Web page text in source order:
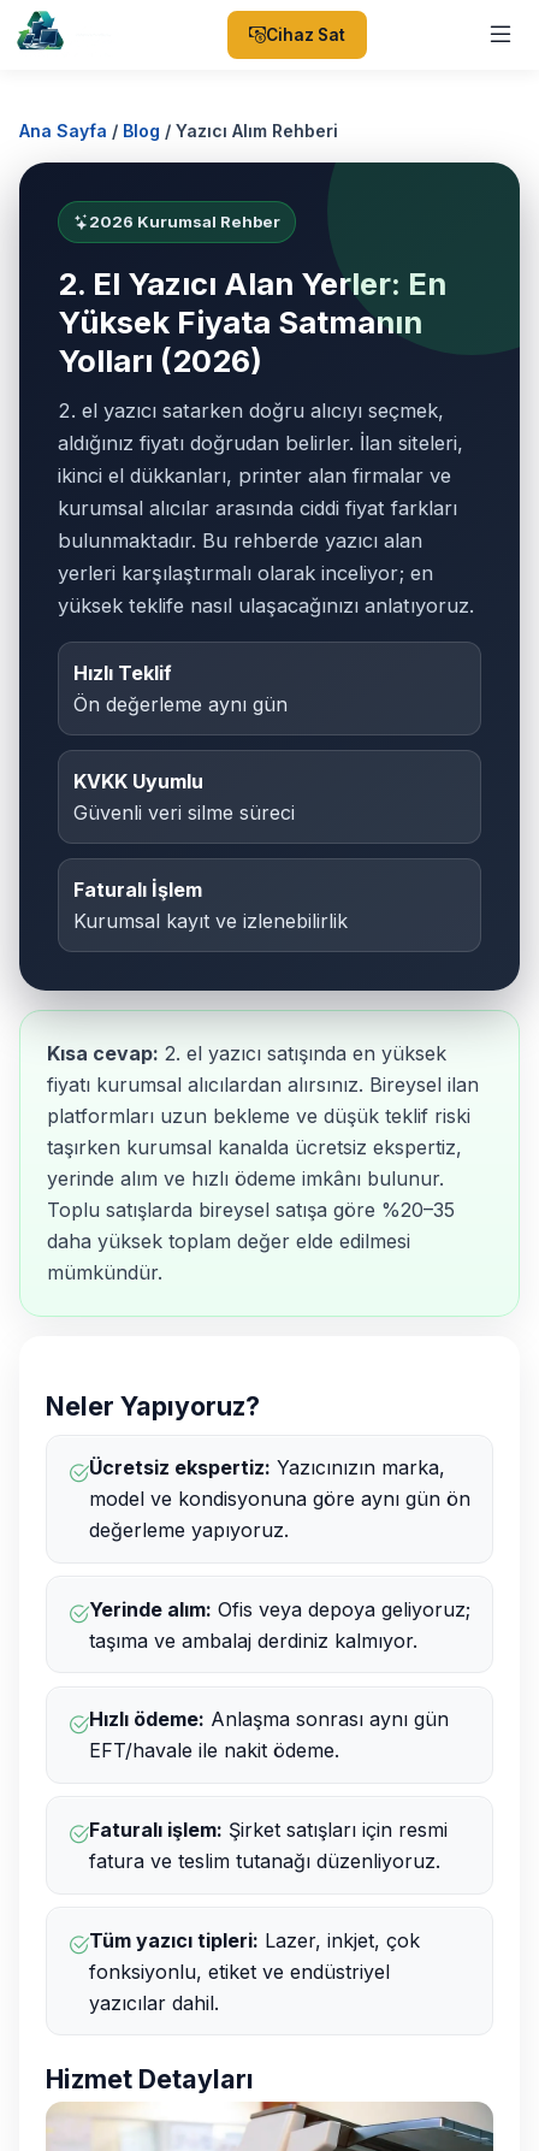
Cihaz Sat
Ana Sayfa / Blog / Yazıcı Alım Rehberi
2026 Kurumsal Rehber
2. El Yazıcı Alan Yerler: En
Yüksek Fiyata Satmanın
Yolları (2026)
2. el yazıcı satarken doğru alıcıyı seçmek,
aldığınız fiyatı doğrudan belirler. İlan siteleri,
ikinci el dükkanları, printer alan firmalar ve
kurumsal alıcılar arasında ciddi fiyat farkları
bulunmaktadır. Bu rehberde yazıcı alan
yerleri karşılaştırmalı olarak inceliyor; en
yüksek teklife nasıl ulaşacağınızı anlatıyoruz.
Hızlı Teklif
Ön değerleme aynı gün
KVKK Uyumlu
Güvenli veri silme süreci
Faturalı İşlem
Kurumsal kayıt ve izlenebilirlik
Kısa cevap: 2. el yazıcı satışında en yüksek
fiyatı kurumsal alıcılardan alırsınız. Bireysel ilan
platformları uzun bekleme ve düşük teklif riski
taşırken kurumsal kanalda ücretsiz ekspertiz,
yerinde alım ve hızlı ödeme imkânı bulunur.
Toplu satışlarda bireysel satışa göre %20–35
daha yüksek toplam değer elde edilmesi
mümkündür.
Neler Yapıyoruz?
Ücretsiz ekspertiz: Yazıcınızın marka,
model ve kondisyonuna göre aynı gün ön
değerleme yapıyoruz.
Yerinde alım: Ofis veya depoya geliyoruz;
taşıma ve ambalaj derdiniz kalmıyor.
Hızlı ödeme: Anlaşma sonrası aynı gün
EFT/havale ile nakit ödeme.
Faturalı işlem: Şirket satışları için resmi
fatura ve teslim tutanağı düzenliyoruz.
Tüm yazıcı tipleri: Lazer, inkjet, çok
fonksiyonlu, etiket ve endüstriyel
yazıcılar dahil.
Hizmet Detayları